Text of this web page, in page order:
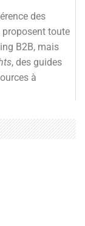
des
toute
B2B, mais
, des guides
à